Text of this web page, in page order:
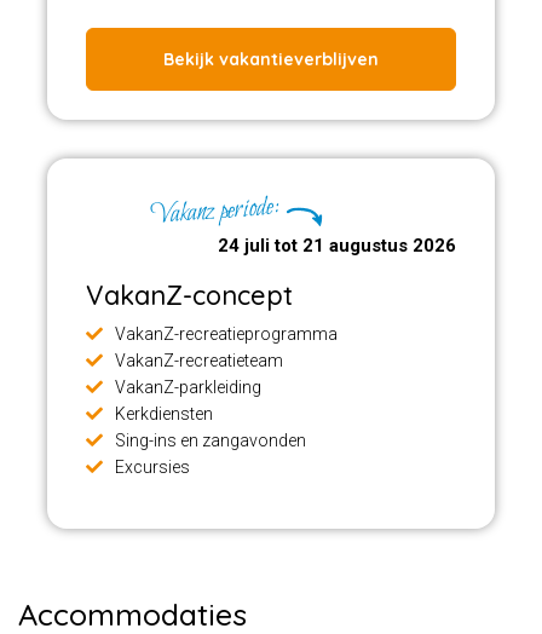
U vindt hier een zeer groot aantal faciliteiten zoals een
groot openlucht zwembad, een aantal tennisbanen, grote
goed restaurant, mooie speeltuin en nog veel meer! De
faciliteiten zijn heel goed onderhouden. Minimaal twee keer
per dag is er een gratis shuttle service naar het stadje aan
het Gardameer (op 3 km afstand).
Bekijk vakantieverblijven
Vakanz periode:
24 juli tot 21 augustus 2026
VakanZ-concept
VakanZ-recreatieprogramma
VakanZ-recreatieteam
VakanZ-parkleiding
Kerkdiensten
Sing-ins en zangavonden
Excursies
Accommodaties